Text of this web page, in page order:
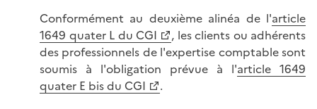
Conformément au deuxième alinéa de l'article
1649 quater L du CGI
, les clients ou adhérents
des professionnels de l'expertise comptable sont
soumis à l'obligation prévue à l'article 1649
quater E bis du CGI
.